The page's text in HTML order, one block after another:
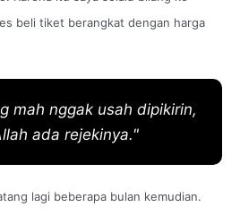
beli tiket berangkat dengan harga
mah nggak usah dipikirin,
ada rejekinya."
lagi beberapa bulan kemudian.